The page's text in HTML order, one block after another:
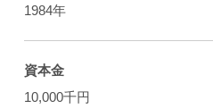
1984年
資本金
10,000千円